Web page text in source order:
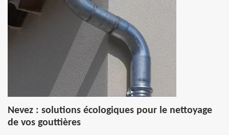
Nevez : solutions écologiques pour le nettoyage
de vos gouttières